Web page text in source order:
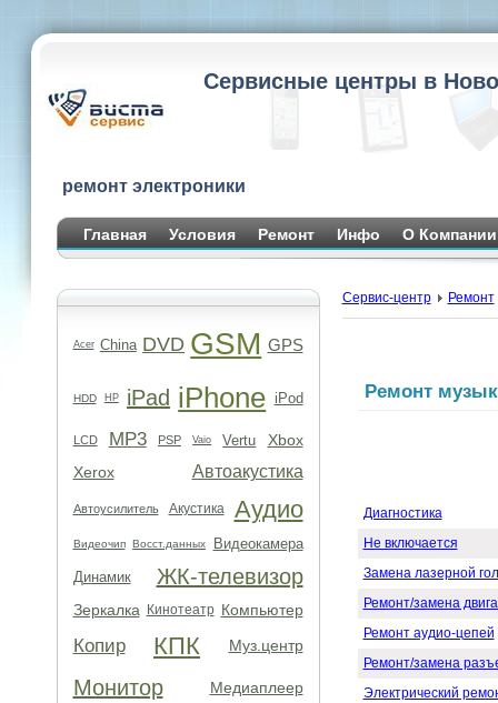
Сервисные центры в
ремонт электроники
Главная Условия Ремонт Инфо О Компании
Acer China DVD GSM GPS
HDD HP iPad iPhone iPod
LCD MP3 PSP Vaio Vertu
Xbox
Xerox
Автоакустика
Автоусилитель Акустика Аудио
Видеочип Восст.данных
Видеокамера
Динамик
ЖК-телевизор
Зеркалка Кинотеатр Компьютер
Копир КПК Муз.центр
Монитор Медиаплеер
Сервис-центр Ремонт
Ремонт
Диагностика
Не включается
Замена лазерной
Ремонт/замена
Ремонт аудио-цепей
Ремонт/замена
Электрический